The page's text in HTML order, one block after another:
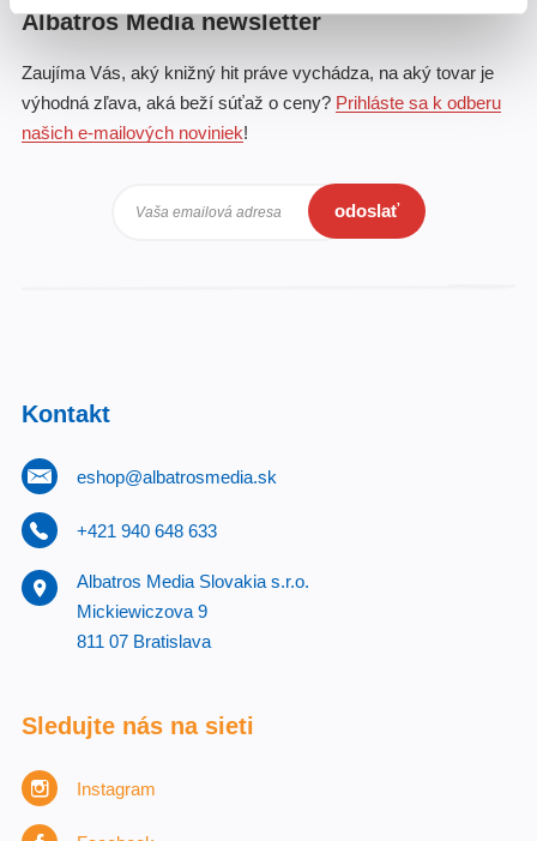
Albatros Media newsletter
Zaujíma Vás, aký knižný hit práve vychádza, na aký tovar je
výhodná zľava, aká beží súťaž o ceny? Prihláste sa k odberu
našich e-mailových noviniek!
Vaša emailová adresa odoslať
Kontakt
eshop@albatrosmedia.sk
+421 940 648 633
Albatros Media Slovakia s.r.o.
Mickiewiczova 9
811 07 Bratislava
Sledujte nás na sieti
Instagram